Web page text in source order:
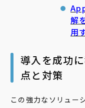
解
用
導入を成功
点と対策
この強力なソリュー